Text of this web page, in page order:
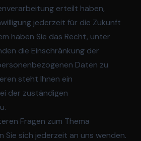
erteilt haben,
jederzeit für die Zukunft
haben Sie das Recht, unter
die Einschränkung der
Daten zu
steht Ihnen ein
der zuständigen
Fragen zum Thema
Sie sich jederzeit an uns wenden.